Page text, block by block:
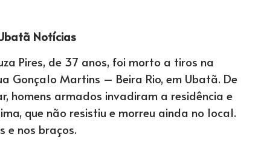
Notícias
Pires, de 37 anos, foi morto a tiros na
Gonçalo Martins – Beira Rio, em Ubatã. De
homens armados invadiram a residência e
que não resistiu e morreu ainda no local.
e nos braços.